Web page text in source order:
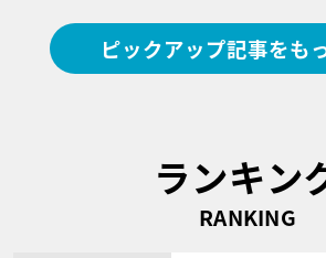
ピックアップ記事をも
ランキン
RANKING